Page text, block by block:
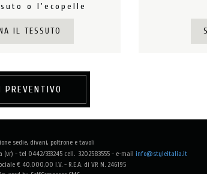
o l'ecopelle
IL TESSUTO
PREVENTIVO
sedie, divani, poltrone e tavoli
(vr) - tel 0442/333245 cell. 3202583555 - e-mail info@styleitalia.it
€ 40.000,00 I.V. - R.E.A. di VR N. 246195